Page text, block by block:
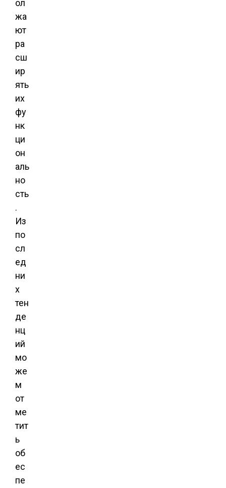
ол
жа
ют
ра
сш
ир
ять
их
фу
нк
ци
он
аль
но
сть
.
Из
по
сл
ед
ни
х
тен
де
нц
ий
мо
же
м
от
ме
тит
ь
об
ес
пе